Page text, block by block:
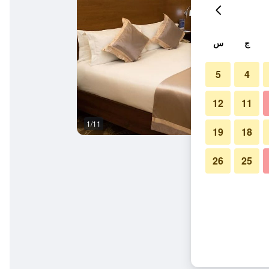
1/11
ج س
4
5
11
12
18
19
25
26